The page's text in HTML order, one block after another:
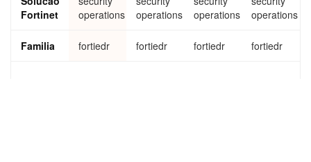
Resp
ond
Mana
ge
ge
Fortinet
operations
operations
operations
operations
Familia fortiedr fortiedr fortiedr fortiedr